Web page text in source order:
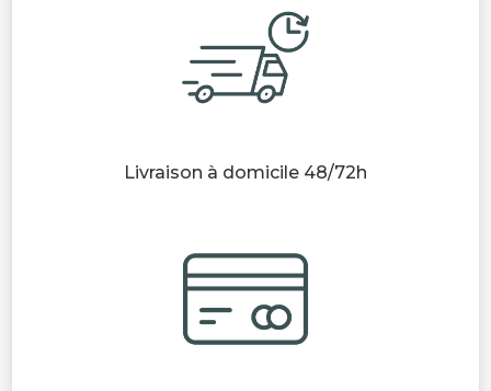
Livraison à domicile 48/72h